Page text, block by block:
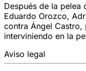
Después de la
Eduardo Orozco,
contra Ángel Castro,
interviniendo en la
Aviso legal